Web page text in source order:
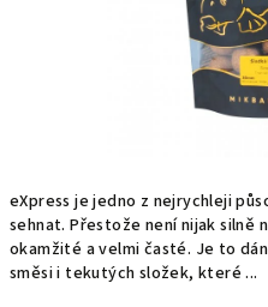
eXpress je jedno z nejrychleji
sehnat. Přestože není nijak silně
okamžité a velmi časté. Je to
směsi i tekutých složek, které ...